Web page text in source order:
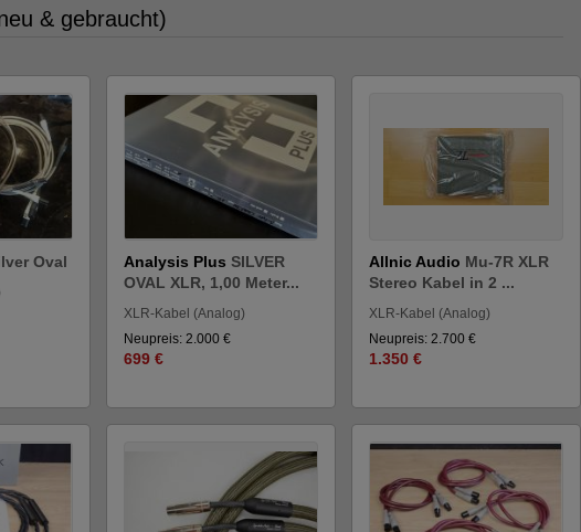
& gebraucht)
Oval Analysis PlusSILVER
OVAL XLR, 1,00 Meter...
XLR-Kabel (Analog)
Neupreis: 2.000 €
699 €
Allnic Audio Mu-7R XLR
Stereo Kabel in 2 ...
XLR-Kabel (Analog)
Neupreis: 2.700 €
1.350 €